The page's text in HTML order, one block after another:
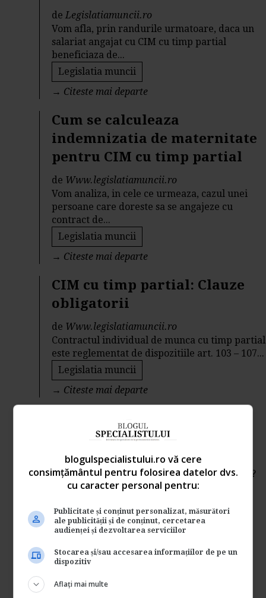
deLegislatiamuncii.ro
Vom afla, prin randurile urmatoare, daca un
salariat angajat cu CIM cu timp partial
beneficiaza de...
Legislatia muncii
→ Citeste mai departe
Cum se calculeaza
indemnizatia de maternitate
pentru CIM cu timp partial
de Www.legislatiamuncii.ro
Vom analiza, in cele ce urmeaza, cazul unei
persoane care doreste sa se angajeze cu
contract de...
Legislatia muncii
→ Citeste mai departe
CIM cu timp partial: Clauze
obligatorii
de Www.legislatiamuncii.ro
Contractul individual de munca cu timp partial
este reglementat de dispozitiile art. 103 – 107...
Legislatia muncii
→ Citeste mai departe
Intrebare: Statele de plata se pot face cu
norma de lucru pe luna, conform pontajului?
Putem avea...
→Citeste mai departe
CIM cu timp partial: Ce
contributii sunt datorate?
blogulspecialistului.ro vă cere
consimțământul pentru folosirea datelor dvs.
cu caracter personal pentru:
Publicitate și conținut personalizat, măsurători
ale publicității și de conținut, cercetarea
audienței și dezvoltarea serviciilor
Stocarea și/sau accesarea informațiilor de pe un
dispozitiv
Aflați mai multe